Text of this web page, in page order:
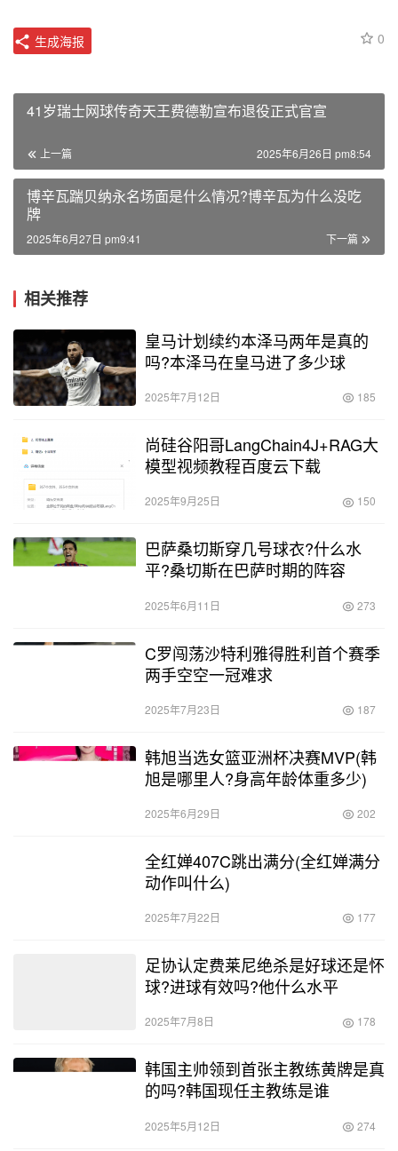
0
生成海报
41岁瑞士网球传奇天王费德勒宣布退役正式官宣
上一篇 2025年6月26日 pm8:54
博辛瓦踹贝纳永名场面是什么情况?博辛瓦为什么没吃
牌
下一篇
2025年6月27日 pm9:41
相关推荐
皇马计划续约本泽马两年是真的
吗?本泽马在皇马进了多少球
2025年7月12日 185
尚硅谷阳哥LangChain4J+RAG大
模型视频教程百度云下载
2025年9月25日 150
巴萨桑切斯穿几号球衣?什么水
平?桑切斯在巴萨时期的阵容
2025年6月11日 273
C罗闯荡沙特利雅得胜利首个赛季
两手空空一冠难求
2025年7月23日 187
韩旭当选女篮亚洲杯决赛MVP(韩
旭是哪里人?身高年龄体重多少)
2025年6月29日 202
全红婵407C跳出满分(全红婵满分
动作叫什么)
2025年7月22日 177
足协认定费莱尼绝杀是好球还是怀
球?进球有效吗?他什么水平
2025年7月8日 178
韩国主帅领到首张主教练黄牌是真
的吗?韩国现任主教练是谁
2025年5月12日 274